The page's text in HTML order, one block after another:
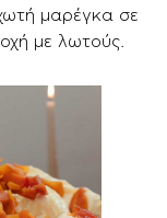
μαρέγκα σε
με λωτούς.